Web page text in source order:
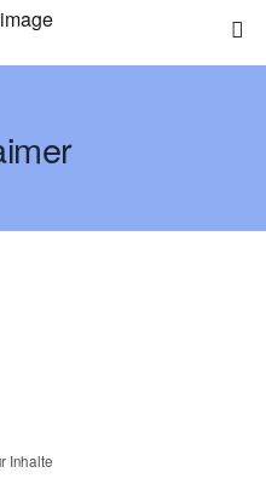
Inhalte